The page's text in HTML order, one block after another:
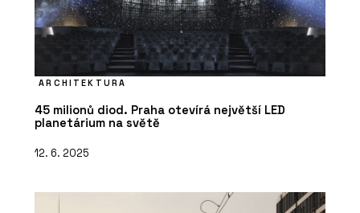
ARCHITEKTURA
45 milionů diod. Praha otevírá největší LED
planetárium na světě
12. 6. 2025